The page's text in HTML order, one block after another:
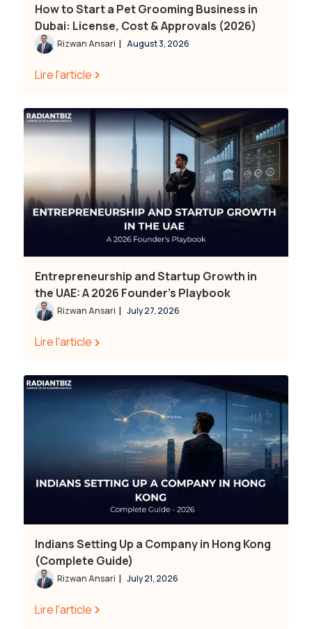
How to Start a Pet Grooming Business in
Dubai: License, Cost & Approvals (2026)
Rizwan Ansari | August 3, 2026
Lire l'article
Entrepreneurship and Startup Growth in
the UAE: A 2026 Founder's Playbook
Rizwan Ansari | July 27, 2026
Lire l'article
Indians Setting Up a Company in Hong Kong
(Complete Guide)
Rizwan Ansari | July 21, 2026
Lire l'article